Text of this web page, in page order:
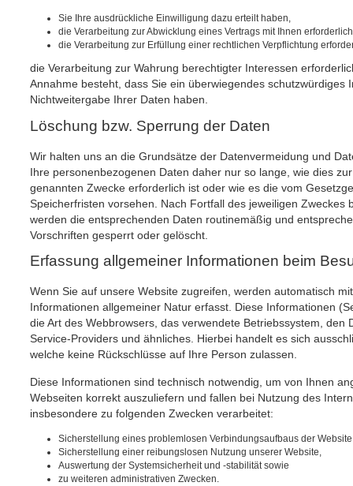
Sie Ihre ausdrückliche Einwilligung dazu erteilt haben,
die Verarbeitung zur Abwicklung eines Vertrags mit Ihnen
die Verarbeitung zur Erfüllung einer rechtlichen Verpflichtung
die Verarbeitung zur Wahrung berechtigter Interessen
Annahme besteht, dass Sie ein überwiegendes schutzwürdiges
Nichtweitergabe Ihrer Daten haben.
Löschung bzw. Sperrung der Daten
Wir halten uns an die Grundsätze der Datenvermeidung und
Ihre personenbezogenen Daten daher nur so lange, wie dies
genannten Zwecke erforderlich ist oder wie es die vom
Speicherfristen vorsehen. Nach Fortfall des jeweiligen Zweckes
werden die entsprechenden Daten routinemäßig und
Vorschriften gesperrt oder gelöscht.
Erfassung allgemeiner Informationen beim
Wenn Sie auf unsere Website zugreifen, werden automatisch
Informationen allgemeiner Natur erfasst. Diese Informationen
die Art des Webbrowsers, das verwendete Betriebssystem, den
Service-Providers und ähnliches. Hierbei handelt es sich
welche keine Rückschlüsse auf Ihre Person zulassen.
Diese Informationen sind technisch notwendig, um von Ihnen
Webseiten korrekt auszuliefern und fallen bei Nutzung des
insbesondere zu folgenden Zwecken verarbeitet:
Sicherstellung eines problemlosen Verbindungsaufbaus der
Sicherstellung einer reibungslosen Nutzung unserer Website,
Auswertung der Systemsicherheit und -stabilität sowie
zu weiteren administrativen Zwecken.